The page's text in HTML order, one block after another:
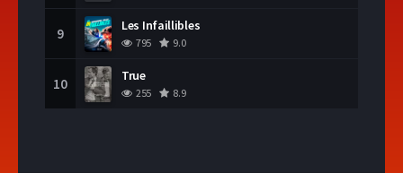
9 Les Infaillibles
795 9.0
10 True
255 8.9